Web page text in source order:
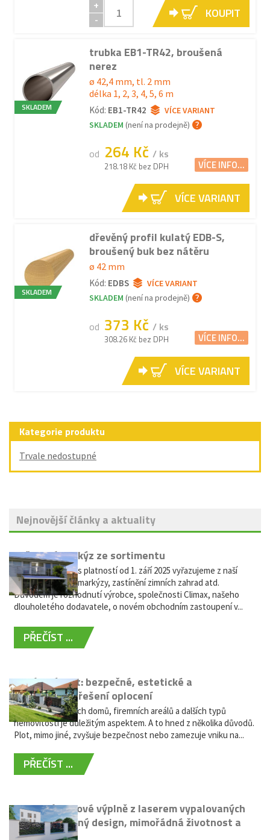
+
-
KOUPIT
SKLADEM
trubka EB1-TR42, broušená
nerez
ø 42,4 mm, tl. 2 mm
délka 1, 2, 3, 4, 5, 6 m
Kód: EB1-TR42
VÍCE VARIANT
SKLADEM (není na prodejně)
od 264 Kč / ks
218.18 Kč bez DPH VÍCE INFO...
VÍCE VARIANT
SKLADEM
dřevěný profil kulatý EDB-S,
broušený buk bez nátěru
ø 42 mm
Kód: EDBS
VÍCE VARIANT
SKLADEM (není na prodejně)
od 373 Kč / ks
308.26 Kč bez DPH VÍCE INFO...
VÍCE VARIANT
Kategorie produktu
Trvale nedostupné
Nejnovější články a aktuality
Vyřazení markýz ze sortimentu
Vážení zákazníci, s platností od 1. září 2025 vyřazujeme z naší
nabídky výsuvné markýzy, zastínění zimních zahrad atd.
Důvodem je rozhodnutí výrobce, společnosti Climax, našeho
dlouholetého dodavatele, o novém obchodním zastoupení v...
PŘEČÍST ...
Hliníkový plot: bezpečné, estetické a
bezúdržbové řešení oplocení
Oplocení rodinných domů, firemních areálů a dalších typů
nemovitostí je důležitým aspektem. A to hned z několika důvodů.
Plot, mimo jiné, zvyšuje bezpečnost nebo zamezuje vniku na...
PŘEČÍST ...
Moderní plotové výplně z laserem vypalovaných
kovů: výjimečný design, mimořádná životnost a
žádná údržba